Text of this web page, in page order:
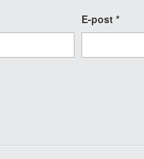
E-post *